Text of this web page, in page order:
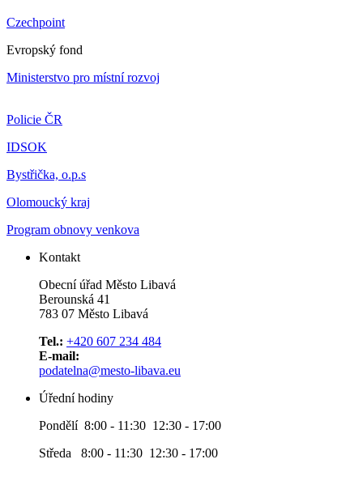
Czechpoint
Evropský fond
Ministerstvo pro místní rozvoj
Policie ČR
IDSOK
Bystřička, o.p.s
Olomoucký kraj
Program obnovy venkova
Kontakt
Obecní úřad Město Libavá
Berounská 41
783 07 Město Libavá
Tel.: +420 607 234 484
E-mail:
podatelna@mesto-libava.eu
Úřední hodiny
Pondělí 8:00 - 11:30 12:30 - 17:00
Středa 8:00 - 11:30 12:30 - 17:00